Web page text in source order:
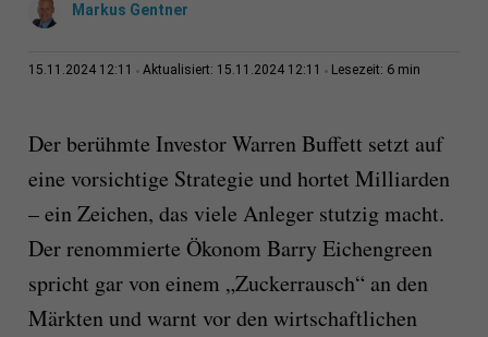
Markus Gentner
15.11.2024 12:11 Aktualisiert: 15.11.2024 12:11 Lesezeit: 6 min
Der berühmte Investor Warren Buffett setzt auf
eine vorsichtige Strategie und hortet Milliarden
– ein Zeichen, das viele Anleger stutzig macht.
Der renommierte Ökonom Barry Eichengreen
spricht gar von einem „Zuckerrausch“ an den
Märkten und warnt vor den wirtschaftlichen